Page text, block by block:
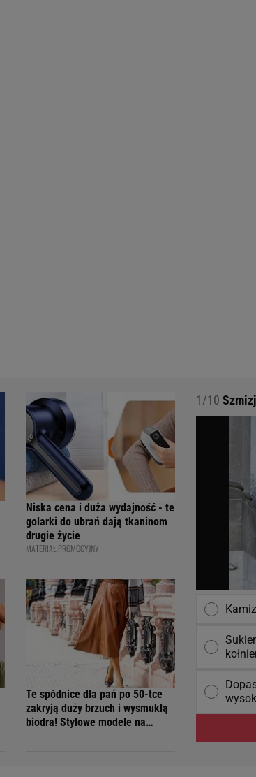
Niska cena i duża wydajność - te
golarki do ubrań dają tkaninom
drugie życie
MATERIAŁ PROMOCYJNY
Te spódnice dla pań po 50-tce
zakryją duży brzuch i wysmuklą
biodra! Stylowe modele na
1/10